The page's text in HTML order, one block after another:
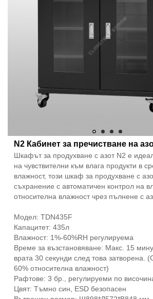
N2 Кабинет за пречистване на
Шкафът за продухване с азот N2 е
на чувствителни към влага продукти в
влажност, този шкаф за продухване с
съхранение с автоматичен контрол на
относителна влажност чрез пълнене с
Модел: TDN435F
Капацитет: 435л
Влажност: 1%-60%RH регулируема
Време за възстановяване: Макс. 15
врата 30 секунди след това затворена.
60% относителна влажност)
Рафтове: 3 бр., регулируеми по
Цвят: Тъмно син, ESD безопасен